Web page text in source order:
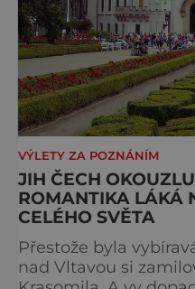
VÝLETY ZA POZNÁNÍM
JIH ČECH
ROMANTIKA LÁKÁ
CELÉHO SVĚTA
Přestože byla
nad Vltavou si